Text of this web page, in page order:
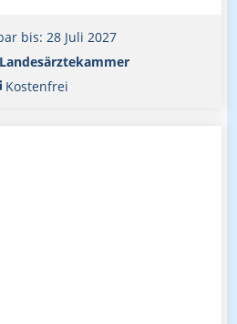
bis: 28 Juli 2027
Kostenfrei